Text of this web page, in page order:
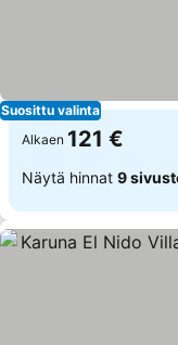
Suosittu valinta
Alkaen 121 €
Näytä hinnat 9